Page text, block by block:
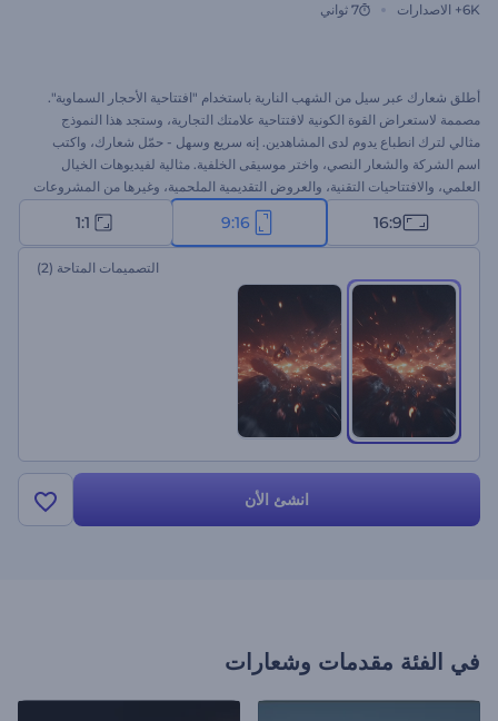
6K+ الاصدارات 7 ثواني
أطلق شعارك عبر سيل من الشهب النارية باستخدام "افتتاحية الأحجار السماوية".
مصممة لاستعراض القوة الكونية لافتتاحية علامتك التجارية، وستجد هذا النموذج
مثالي لترك انطباع يدوم لدى المشاهدين. إنه سريع وسهل - حمّل شعارك، واكتب
اسم الشركة والشعار النصي، واختر موسيقى الخلفية. مثالية لفيديوهات الخيال
العلمي، والافتتاحيات التقنية، والعروض التقديمية الملحمية، وغيرها من المشروعات
ذات الموضوعات الفضائية. جرب الآن!
16:9
9:16
1:1
التصميمات المتاحة (2)
انشئ الأن
في الفئة مقدمات وشعارات